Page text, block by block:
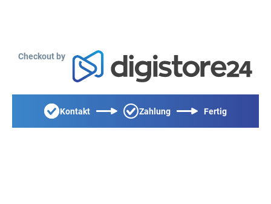
Checkout by
Kontakt Zahlung Fertig